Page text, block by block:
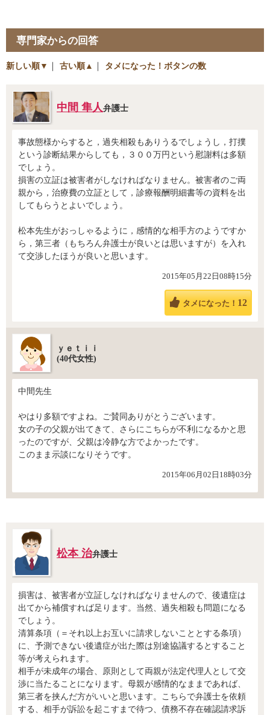
専門家からの回答
新しい順▼ 古い順▲ タメになった！ボタンの数
中間 隼人弁護士
事故態様からすると，過失相殺もありうるでしょうし，打撲
という診断結果からしても，３００万円という慰謝料は多額
でしょう。
損害の立証は被害者がしなければなりません。被害者のご両
親から，治療費の立証として，診療報酬明細書等の資料を出
してもらうとよいでしょう。
松本先生がおっしゃるように，感情的な相手方のようですか
ら，第三者（もちろん弁護士が良いとは思いますが）を入れ
て交渉したほうが良いと思います。
2015年05月22日08時15分
タメになった！ 12
ｙｅｔｉｉ
(40代女性)
中間先生
やはり多額ですよね。ご賛同ありがとうございます。
女の子の父親が出てきて、さらにこちらが不利になるかと思
ったのですが、父親は冷静な方でよかったです。
このまま示談になりそうです。
2015年06月02日18時03分
松本 治弁護士
損害は、被害者が立証しなければなりませんので、後遺症は
出てから補償すれば足ります。当然、過失相殺も問題になる
でしょう。
清算条項（＝それ以上お互いに請求しないこととする条項）
に、予測できない後遺症が出た際は別途協議するとすること
等が考えられます。
相手が未成年の場合、原則として両親が法定代理人として交
渉に当たることになります。母親が感情的なままであれば、
第三者を挟んだ方がいいと思います。こちらで弁護士を依頼
する、相手が訴訟を起こすまで待つ、債務不存在確認請求訴